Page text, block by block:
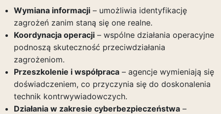
Wymiana informacji– umożliwia identyfikację
zagrożeń zanim staną się one realne.
Koordynacja operacji– wspólne działania operacyjne
podnoszą skuteczność przeciwdziałania
zagrożeniom.
Przeszkolenie i współpraca– agencje wymieniają się
doświadczeniem, co przyczynia się do doskonalenia
technik kontrwywiadowczych.
Działania w zakresie cyberbezpieczeństwa–